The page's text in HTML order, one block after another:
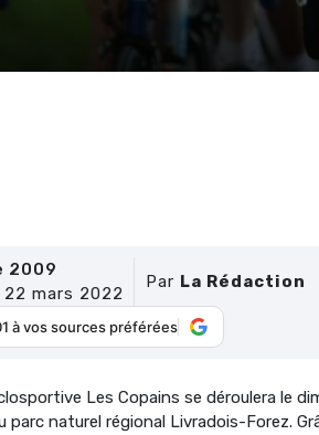
2009
22 mars 2022
Par La Rédaction
à vos sources préférées
Les Copains se déroulera le
parc naturel régional Livradois-Forez.